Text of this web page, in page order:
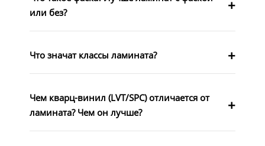
или без?
Что значат классы ламината?
Чем кварц-винил (LVT/SPC) отличается от
ламината? Чем он лучше?